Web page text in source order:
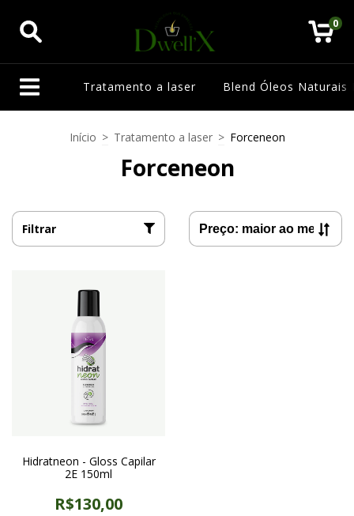
0
Tratamento a laser Blend Óleos Naturais
Início > Tratamento a laser > Forceneon
Forceneon
Filtrar
Hidratneon - Gloss Capilar
2E 150ml
R$130,00